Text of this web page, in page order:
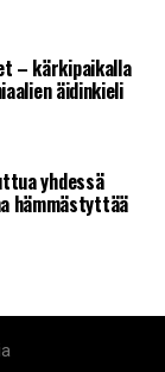
– kärkipaikalla
äidinkieli
yhdessä
hämmästyttää